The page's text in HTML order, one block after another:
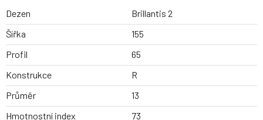
Dezen
Brillantis 2
Šířka
155
Profil
65
Konstrukce
R
Průměr
13
Hmotnostní index
73